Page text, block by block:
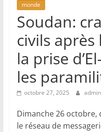
monde
Soudan:
civils après
la prise
les
octobre 27, 2025 admin
Dimanche 26
le réseau de